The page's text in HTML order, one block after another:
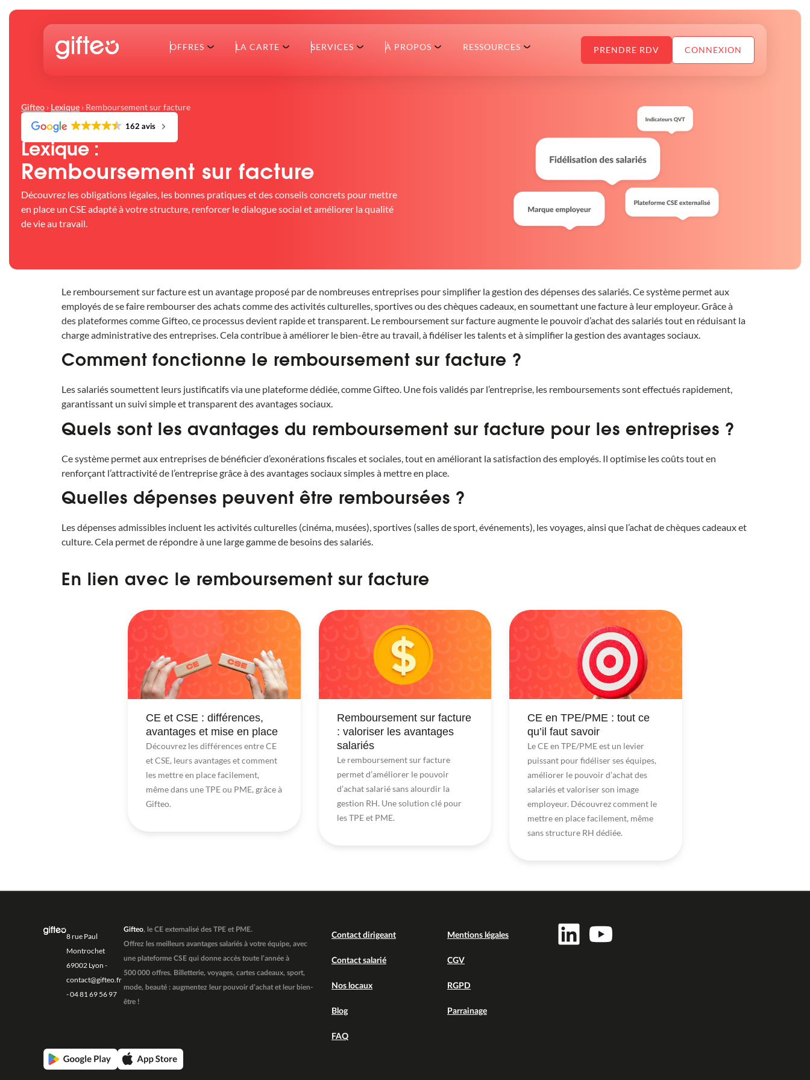
OFFRES LA CARTE SERVICES À PROPOS RESSOURCES PRENDRE RDV CONNEXION
Gifteo › Lexique › Remboursement sur facture
162 avis
Lexique :
Remboursement sur facture
Découvrez les obligations légales, les bonnes pratiques et des conseils concrets pour mettre
en place un CSE adapté à votre structure, renforcer le dialogue social et améliorer la qualité
de vie au travail.
Le remboursement sur facture est un avantage proposé par de nombreuses entreprises pour simplifier la gestion des dépenses des salariés. Ce système permet aux
employés de se faire rembourser des achats comme des activités culturelles, sportives ou des chèques cadeaux, en soumettant une facture à leur employeur. Grâce à
des plateformes comme Gifteo, ce processus devient rapide et transparent. Le remboursement sur facture augmente le pouvoir d’achat des salariés tout en réduisant la
charge administrative des entreprises. Cela contribue à améliorer le bien-être au travail, à fidéliser les talents et à simplifier la gestion des avantages sociaux.
Comment fonctionne le remboursement sur facture ?
Les salariés soumettent leurs justificatifs via une plateforme dédiée, comme Gifteo. Une fois validés par l’entreprise, les remboursements sont effectués rapidement,
garantissant un suivi simple et transparent des avantages sociaux.
Quels sont les avantages du remboursement sur facture pour les entreprises ?
Ce système permet aux entreprises de bénéficier d’exonérations fiscales et sociales, tout en améliorant la satisfaction des employés. Il optimise les coûts tout en
renforçant l’attractivité de l’entreprise grâce à des avantages sociaux simples à mettre en place.
Quelles dépenses peuvent être remboursées ?
Les dépenses admissibles incluent les activités culturelles (cinéma, musées), sportives (salles de sport, événements), les voyages, ainsi que l’achat de chèques cadeaux et
culture. Cela permet de répondre à une large gamme de besoins des salariés.
En lien avec le remboursement sur facture
CE et CSE : différences,
avantages et mise en place
Découvrez les différences entre CE
et CSE, leurs avantages et comment
les mettre en place facilement,
même dans une TPE ou PME, grâce à
Gifteo.
Remboursement sur facture
: valoriser les avantages
salariés
Le remboursement sur facture
permet d’améliorer le pouvoir
d’achat salarié sans alourdir la
gestion RH. Une solution clé pour
les TPE et PME.
CE en TPE/PME : tout ce
qu’il faut savoir
Le CE en TPE/PME est un levier
puissant pour fidéliser ses équipes,
améliorer le pouvoir d’achat des
salariés et valoriser son image
employeur. Découvrez comment le
mettre en place facilement, même
sans structure RH dédiée.
8 rue Paul
Montrochet
69002 Lyon -
contact@gifteo.fr
- 04 81 69 56 97
Gifteo, le CE externalisé des TPE et PME.
Offrez les meilleurs avantages salariés à votre équipe, avec
une plateforme CSE qui donne accès toute l’année à
500 000 offres. Billetterie, voyages, cartes cadeaux, sport,
mode, beauté : augmentez leur pouvoir d’achat et leur bien-
être !
Contact dirigeant
Contact salarié
Nos locaux
Blog
FAQ
Mentions légales
CGV
RGPD
Parrainage